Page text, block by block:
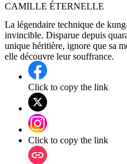
CAMILLE ÉTERNELLE
La légendaire technique de
invincible. Disparue depuis
unique héritière, ignore que sa
elle découvre leur souffrance.
Click to copy the link
Click to copy the link